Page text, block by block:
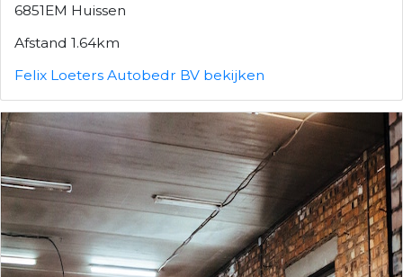
6851EM Huissen
Afstand 1.64km
Felix Loeters Autobedr BV bekijken